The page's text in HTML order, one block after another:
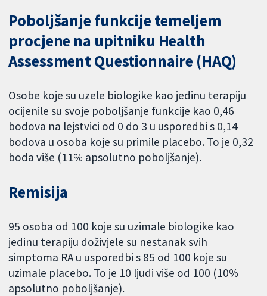
Poboljšanje funkcije temeljem
procjene na upitniku Health
Assessment Questionnaire (HAQ)
Osobe koje su uzele biologike kao jedinu terapiju
ocijenile su svoje poboljšanje funkcije kao 0,46
bodova na lejstvici od 0 do 3 u usporedbi s 0,14
bodova u osoba koje su primile placebo. To je 0,32
boda više (11% apsolutno poboljšanje).
Remisija
95 osoba od 100 koje su uzimale biologike kao
jedinu terapiju doživjele su nestanak svih
simptoma RA u usporedbi s 85 od 100 koje su
uzimale placebo. To je 10 ljudi više od 100 (10%
apsolutno poboljšanje).